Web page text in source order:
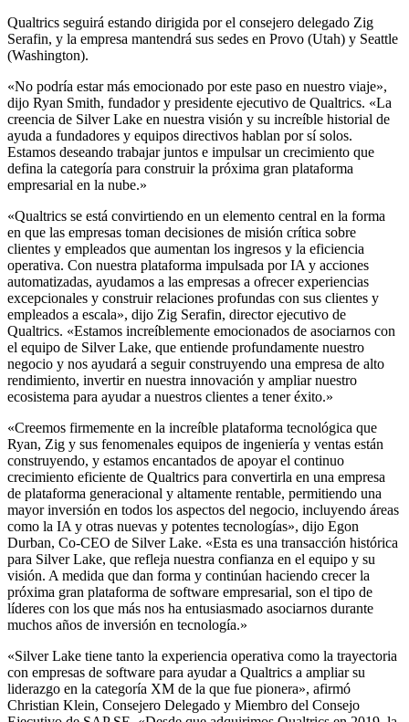
Qualtrics seguirá estando dirigida por el consejero delegado Zig
Serafin, y la empresa mantendrá sus sedes en Provo (Utah) y Seattle
(Washington).
«No podría estar más emocionado por este paso en nuestro viaje»,
dijo Ryan Smith, fundador y presidente ejecutivo de Qualtrics. «La
creencia de Silver Lake en nuestra visión y su increíble historial de
ayuda a fundadores y equipos directivos hablan por sí solos.
Estamos deseando trabajar juntos e impulsar un crecimiento que
defina la categoría para construir la próxima gran plataforma
empresarial en la nube.»
«Qualtrics se está convirtiendo en un elemento central en la forma
en que las empresas toman decisiones de misión crítica sobre
clientes y empleados que aumentan los ingresos y la eficiencia
operativa. Con nuestra plataforma impulsada por IA y acciones
automatizadas, ayudamos a las empresas a ofrecer experiencias
excepcionales y construir relaciones profundas con sus clientes y
empleados a escala», dijo Zig Serafin, director ejecutivo de
Qualtrics. «Estamos increíblemente emocionados de asociarnos con
el equipo de Silver Lake, que entiende profundamente nuestro
negocio y nos ayudará a seguir construyendo una empresa de alto
rendimiento, invertir en nuestra innovación y ampliar nuestro
ecosistema para ayudar a nuestros clientes a tener éxito.»
«Creemos firmemente en la increíble plataforma tecnológica que
Ryan, Zig y sus fenomenales equipos de ingeniería y ventas están
construyendo, y estamos encantados de apoyar el continuo
crecimiento eficiente de Qualtrics para convertirla en una empresa
de plataforma generacional y altamente rentable, permitiendo una
mayor inversión en todos los aspectos del negocio, incluyendo áreas
como la IA y otras nuevas y potentes tecnologías», dijo Egon
Durban, Co-CEO de Silver Lake. «Esta es una transacción histórica
para Silver Lake, que refleja nuestra confianza en el equipo y su
visión. A medida que dan forma y continúan haciendo crecer la
próxima gran plataforma de software empresarial, son el tipo de
líderes con los que más nos ha entusiasmado asociarnos durante
muchos años de inversión en tecnología.»
«Silver Lake tiene tanto la experiencia operativa como la trayectoria
con empresas de software para ayudar a Qualtrics a ampliar su
liderazgo en la categoría XM de la que fue pionera», afirmó
Christian Klein, Consejero Delegado y Miembro del Consejo